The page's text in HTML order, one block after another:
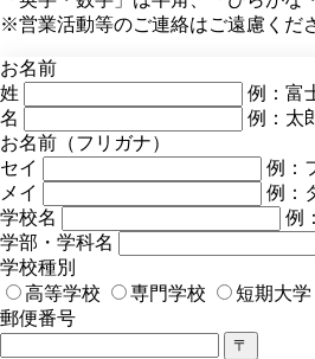
※営業活動等のご連絡はご遠慮くだ
お名前
姓
例：富
名
例：太
お名前（フリガナ）
セイ
例：
メイ
例：
学校名
例
学部・学科名
学校種別
高等学校
専門学校 短期大学
郵便番号
〒